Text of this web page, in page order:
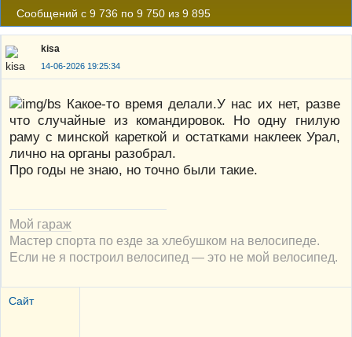
Сообщений с 9 736 по 9 750 из 9 895
kisa
14-06-2026 19:25:34
Какое-то время делали.У нас их нет, разве
что случайные из командировок. Но одну гнилую
раму с минской кареткой и остатками наклеек Урал,
лично на органы разобрал.
Про годы не знаю, но точно были такие.
Мой гараж
Мастер спорта по езде за хлебушком на велосипеде.
Если не я построил велосипед — это не мой велосипед.
Сайт